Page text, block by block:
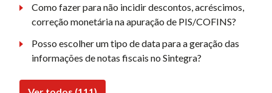
Como fazer para não incidir descontos, acréscimos,
correção monetária na apuração de PIS/COFINS?
Posso escolher um tipo de data para a geração das
informações de notas fiscais no Sintegra?